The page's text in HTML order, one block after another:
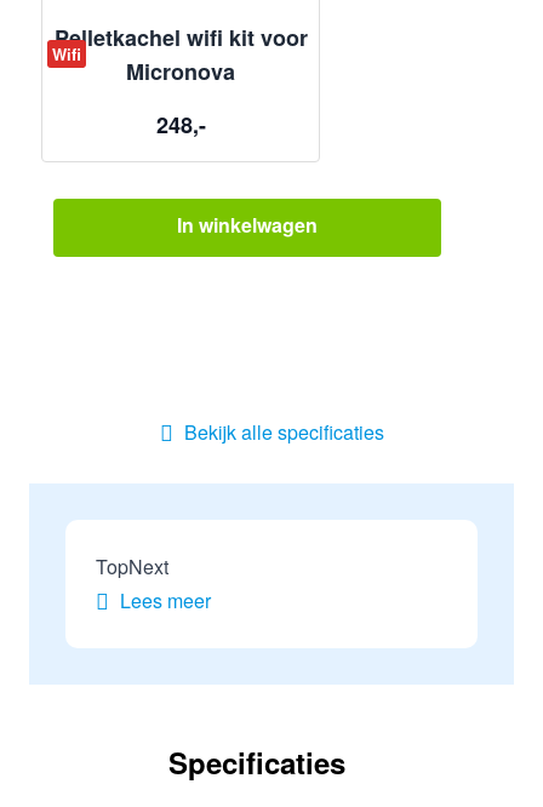
Wifi
Pelletkachel wifi kit voor
Micronova
248,-
In winkelwagen
Bekijk alle specificaties
TopNext
Lees meer
Specificaties